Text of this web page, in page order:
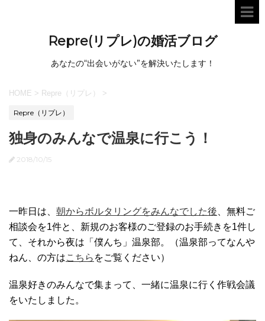
Repre(リプレ)の婚活ブログ
あなたの“出会いがない”を解決いたします！
HOME > Repre（リプレ） >
Repre（リプレ）
独身のみんなで温泉に行こう！
2018/10/15
一昨日は、 朝からボルタリングをみんなでした後 、無料ご
相談会を1件と、新規のお客様のご登録のお手続きを1件し
て、それから夜は「僕んち」温泉部。（温泉部ってなんや
ねん、の方はこちら をご覧ください）
温泉好きのみんなで集まって、一緒に温泉に行く作戦会議
をいたしました。